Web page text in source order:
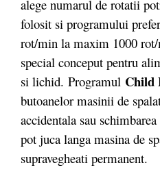
alege numarul de rotatii
folosit si programului
rot/min la maxim 1000
special conceput pentru
si lichid. Programul Child
butoanelor masinii de
accidentala sau
pot juca langa masina de
supravegheati permanent.